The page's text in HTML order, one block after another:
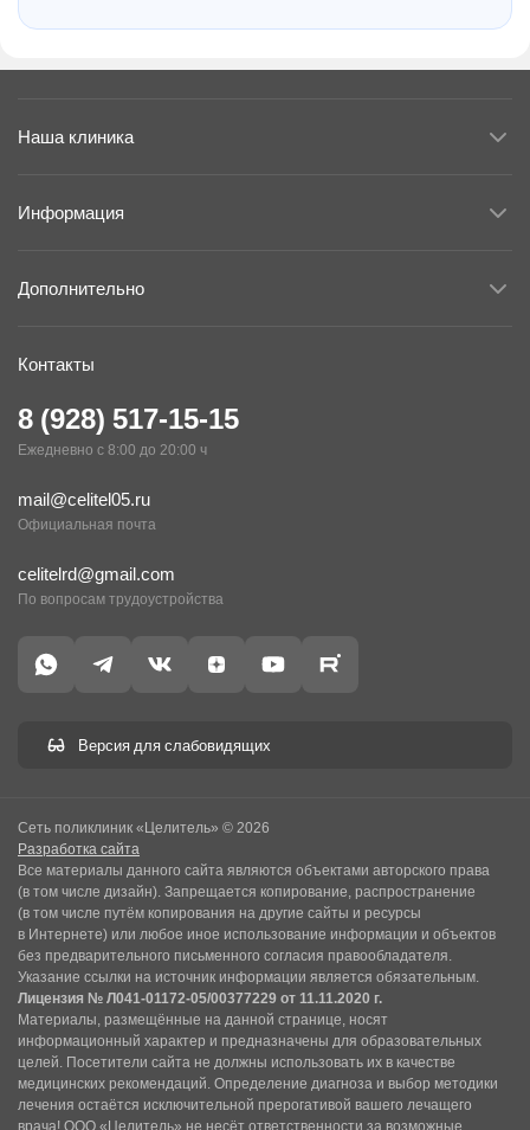
Наша клиника
Информация
Дополнительно
Контакты
8 (928) 517-15-15
Ежедневно с 8:00 до 20:00 ч
mail@celitel05.ru
Официальная почта
celitelrd@gmail.com
По вопросам трудоустройства
Версия для слабовидящих
Сеть поликлиник «Целитель» © 2026
Разработка сайта
Все материалы данного сайта являются объектами авторского права
(в том числе дизайн). Запрещается копирование, распространение
(в том числе путём копирования на другие сайты и ресурсы
в Интернете) или любое иное использование информации и объектов
без предварительного письменного согласия правообладателя.
Указание ссылки на источник информации является обязательным.
Лицензия № Л041-01172-05/00377229 от 11.11.2020 г.
Материалы, размещённые на данной странице, носят
информационный характер и предназначены для образовательных
целей. Посетители сайта не должны использовать их в качестве
медицинских рекомендаций. Определение диагноза и выбор методики
лечения остаётся исключительной прерогативой вашего лечащего
врача! ООО «Целитель» не несёт ответственности за возможные